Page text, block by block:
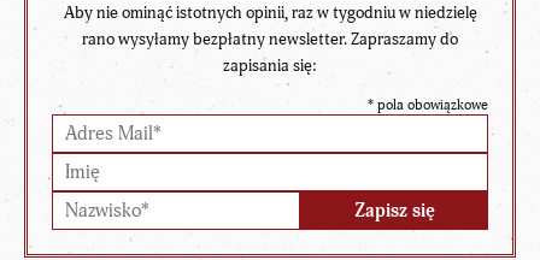
Aby nie ominąć istotnych opinii, raz w tygodniu w niedzielę
rano wysyłamy bezpłatny newsletter. Zapraszamy do
zapisania się:
* pola obowiązkowe